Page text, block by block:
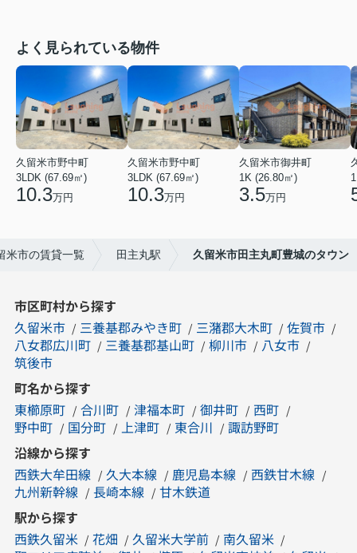
よく見られている物件
久留米市野中町
3LDK (67.69㎡)
10.3万円
久留米市野中町
3LDK (67.69㎡)
10.3万円
久留米市御井町
1K (26.80㎡)
3.5万円
米市の賃貸一覧 田主丸駅 久留米市田主丸町豊城のタウン
市区町村から探す
久留米市
三養基郡みやき町 三潴郡大木町
佐賀市
八女郡広川町
三養基郡基山町 柳川市
八女市
筑後市
町名から探す
東櫛原町
合川町 津福本町 御井町
西町
野中町
国分町 上津町 東合川
諏訪野町
沿線から探す
西鉄大牟田線
久大本線 鹿児島本線
西鉄甘木線
九州新幹線
長崎本線
甘木鉄道
駅から探す
西鉄久留米
花畑 久留米大学前
南久留米